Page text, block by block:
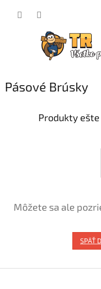
Pásové Brúsky
Produkty
Môžete sa ale
SPÄŤ